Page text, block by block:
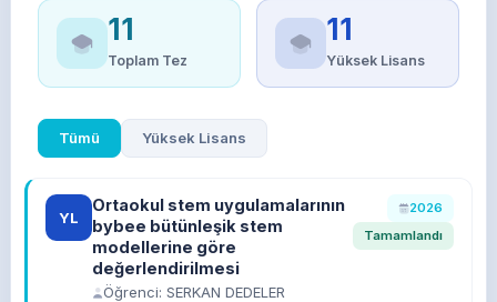
11
Toplam Tez
11
Yüksek Lisans
Tümü Yüksek Lisans
YL
Ortaokul stem uygulamalarının
bybee bütünleşik stem
modellerine göre
değerlendirilmesi
Öğrenci: SERKAN DEDELER
2026
Tamamlandı